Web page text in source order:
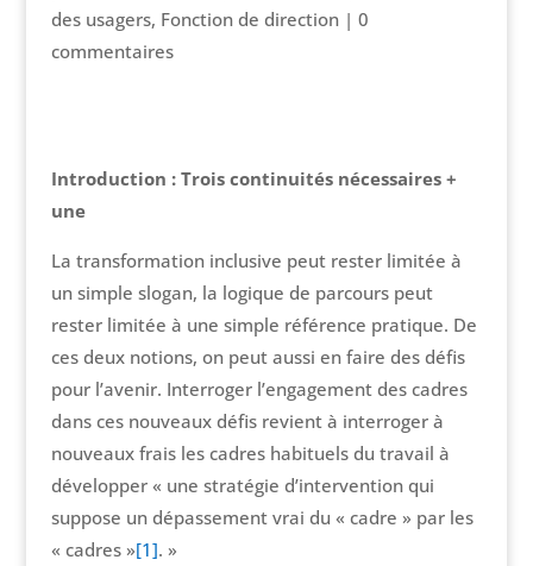
des usagers, Fonction de direction| 0
commentaires
Introduction : Trois continuités nécessaires +
une
La transformation inclusive peut rester limitée à
un simple slogan, la logique de parcours peut
rester limitée à une simple référence pratique. De
ces deux notions, on peut aussi en faire des défis
pour l’avenir. Interroger l’engagement des cadres
dans ces nouveaux défis revient à interroger à
nouveaux frais les cadres habituels du travail à
développer « une stratégie d’intervention qui
suppose un dépassement vrai du « cadre » par les
« cadres »[1]. »